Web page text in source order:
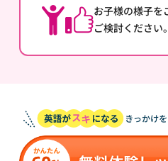
お子様の様子を
ご検討ください。